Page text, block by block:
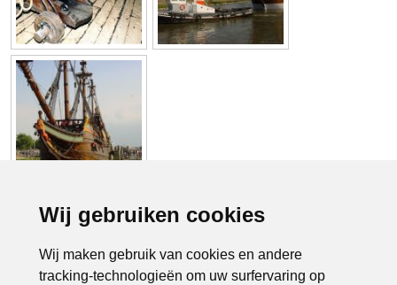
Wij gebruiken cookies
Wij maken gebruik van cookies en andere
tracking-technologieën om uw surfervaring op